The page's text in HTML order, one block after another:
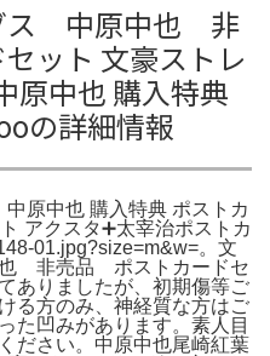
ス 中原中也 非
ット 文豪ストレ
原中也 購入特典
の詳細情報
原中也 購入特典 ポストカ
アクスタ➕太宰治ポストカ
01.jpg?size=m&w=。文
非売品 ポストカードセ
ありましたが、初期傷等ご
る方のみ、神経質な方はご
た凹みがあります。素人目
ださい。中原中也尾崎紅葉